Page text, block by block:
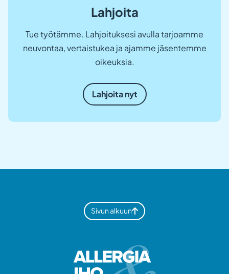
Lahjoita
Tue työtämme. Lahjoituksesi avulla tarjoamme
neuvontaa, vertaistukea ja ajamme jäsentemme
oikeuksia.
Lahjoita nyt
Sivun alkuun